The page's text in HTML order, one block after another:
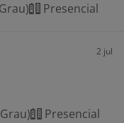
Presencial
2 jul
Presencial